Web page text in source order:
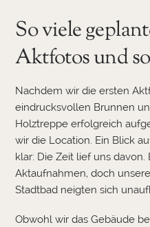
So viele
Aktfotos und
Nachdem wir die ersten
eindrucksvollen Brunnen
Holztreppe erfolgreich
wir die Location. Ein Blick
klar: Die Zeit lief uns
Aktaufnahmen, doch
Stadtbad neigten sich
Obwohl wir das Gebäude